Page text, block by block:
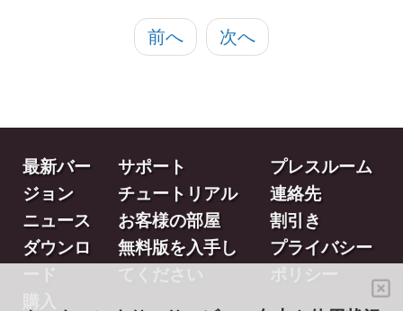
前へ 次へ
最新バー
ジョン
ニュース
ダウンロ
サポート
チュートリアル
お客様の部屋
無料版を入手し
プレスルーム
連絡先
割引き
プライバシー